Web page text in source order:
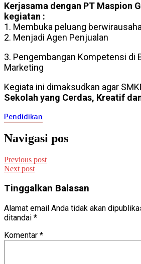
Kerjasama dengan PT Maspion
kegiatan :
1. Membuka peluang
2. Menjadi Agen Penjualan
3. Pengembangan Kompetensi di
Marketing
Kegiata ini dimaksudkan agar
Sekolah yang Cerdas, Kreatif
Pendidikan
Navigasi pos
Previous post
Next post
Tinggalkan Balasan
Alamat email Anda tidak akan
ditandai *
Komentar *